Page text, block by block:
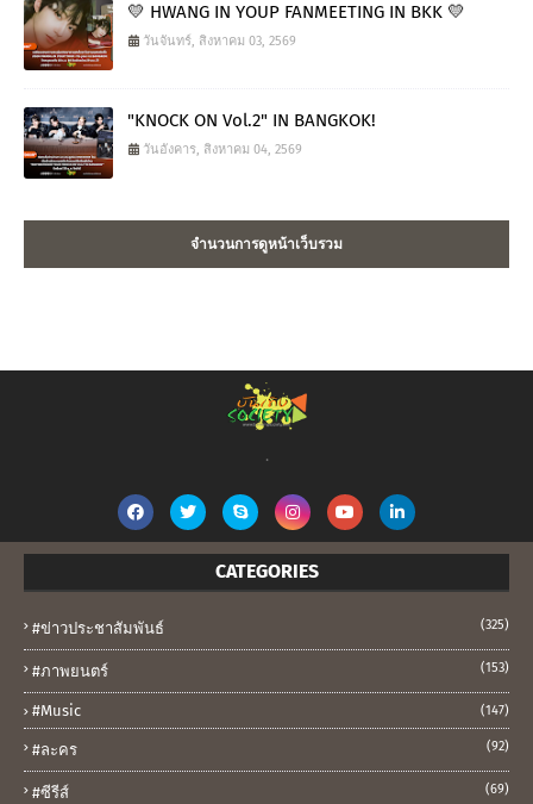
💛 HWANG IN YOUP FANMEETING IN BKK 💛
วันจันทร์, สิงหาคม 03, 2569
"KNOCK ON Vol.2" IN BANGKOK!
วันอังคาร, สิงหาคม 04, 2569
จำนวนการดูหน้าเว็บรวม
.
CATEGORIES
#ข่าวประชาสัมพันธ์ (325)
#ภาพยนตร์ (153)
#music (147)
#ละคร (92)
#ซีรีส์ (69)